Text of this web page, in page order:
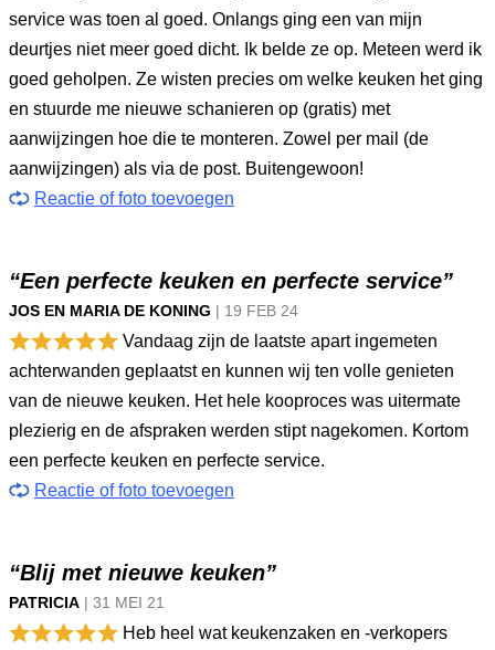
service was toen al goed. Onlangs ging een van mijn
deurtjes niet meer goed dicht. Ik belde ze op. Meteen werd ik
goed geholpen. Ze wisten precies om welke keuken het ging
en stuurde me nieuwe schanieren op (gratis) met
aanwijzingen hoe die te monteren. Zowel per mail (de
aanwijzingen) als via de post. Buitengewoon!
Reactie of foto toevoegen
“Een perfecte keuken en perfecte service”
JOS EN MARIA DE KONING | 19 FEB 24
Vandaag zijn de laatste apart ingemeten
achterwanden geplaatst en kunnen wij ten volle genieten
van de nieuwe keuken. Het hele kooproces was uitermate
plezierig en de afspraken werden stipt nagekomen. Kortom
een perfecte keuken en perfecte service.
Reactie of foto toevoegen
“Blij met nieuwe keuken”
PATRICIA | 31 MEI 21
Heb heel wat keukenzaken en -verkopers